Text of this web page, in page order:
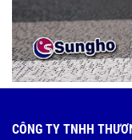
CÔNG TY TNHH